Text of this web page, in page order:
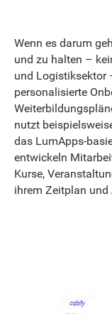
Wenn es darum
und zu halten –
und Logistiksektor
personalisierte
nutzt
das LumApps-
entwickeln
Kurse,
ihrem Zeitplan